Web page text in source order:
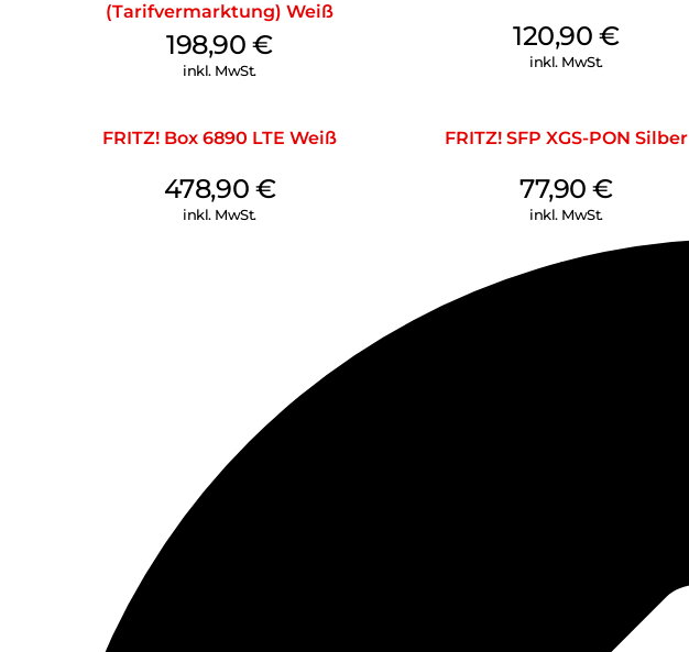
(Tarifvermarktung) Weiß
198,90€
inkl. MwSt.
120,90€
inkl. MwSt.
FRITZ! Box 6890 LTE Weiß
478,90 €
inkl. MwSt.
FRITZ! SFP XGS-PON Silber
77,90€
inkl. MwSt.